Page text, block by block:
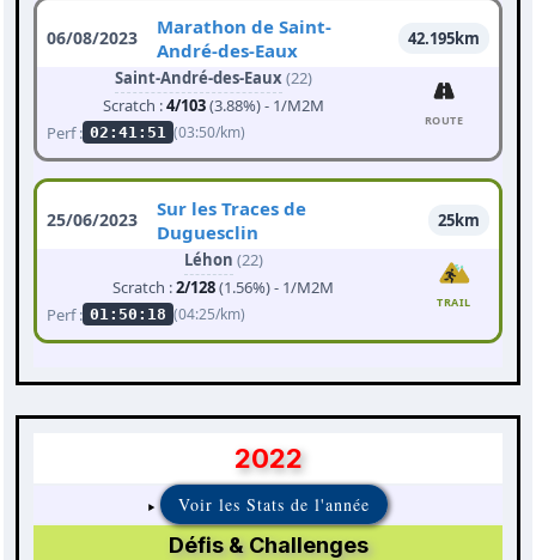
06/08/2023
Marathon de Saint-
André-des-Eaux
42.195km
Saint-André-des-Eaux(22)
Scratch :4/103(3.88%) - 1/M2M
Perf : 02:41:51 (03:50/km)
ROUTE
25/06/2023
Sur les Traces de
Duguesclin
25km
Léhon (22)
Scratch :2/128(1.56%) - 1/M2M
Perf : 01:50:18 (04:25/km)
TRAIL
2022
Voir les Stats de l'année
Défis & Challenges